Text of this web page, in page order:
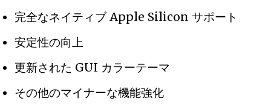
完全なネイティブ Apple Silicon サポート
安定性の向上
更新された GUI カラーテーマ
その他のマイナーな機能強化